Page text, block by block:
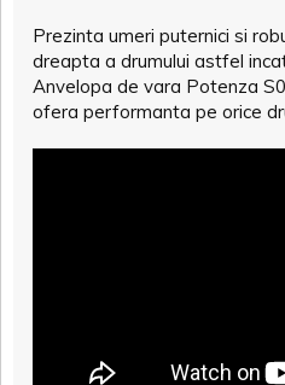
Prezinta umeri puternici si
dreapta a drumului astfel
Anvelopa de vara Potenza
ofera performanta pe orice